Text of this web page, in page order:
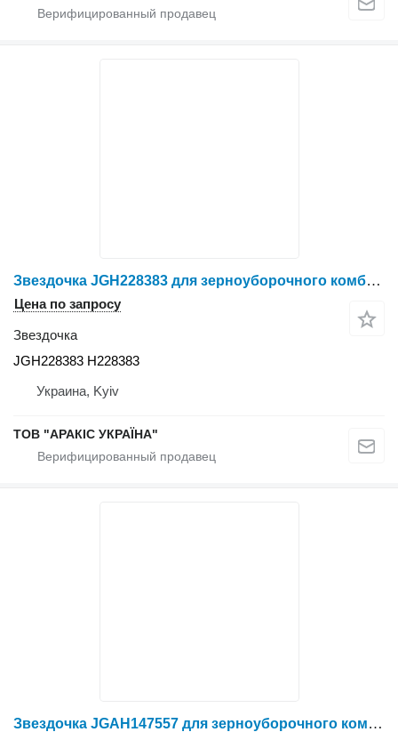
Звездочка JGH228383 для зерноуборочного комбайна John Deere
Цена по запросу
Звездочка
JGH228383 H228383
Украина, Kyiv
ТОВ "АРАКІС УКРАЇНА"
Звездочка JGAH147557 для зерноуборочного комбайна John Deere